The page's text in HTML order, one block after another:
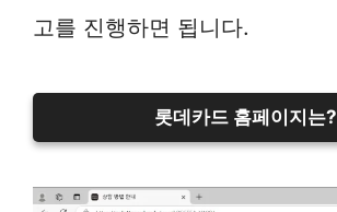
고를 진행하면 됩니다.
롯데카드 홈페이지는?